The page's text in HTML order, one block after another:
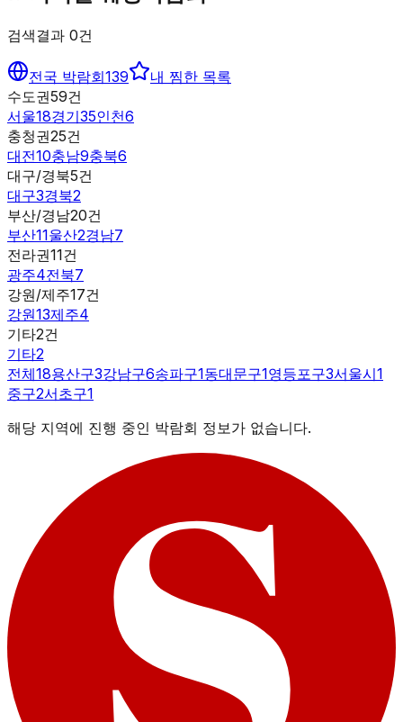
검색결과 0건
전국 박람회139
내 찜한 목록
수도권59건
서울18경기35인천6
충청권25건
대전10충남9충북6
대구/경북5건
대구3경북2
부산/경남20건
부산11울산2경남7
전라권11건
광주4전북7
강원/제주17건
강원13제주4
기타2건
기타2
전체18용산구3강남구6송파구1동대문구1영등포구3서울시1
중구2서초구1
해당 지역에 진행 중인 박람회 정보가 없습니다.